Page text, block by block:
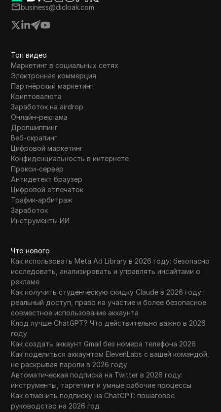
для
Каждая тактика
business@dicloak.com
Топ видео
Маркетинг в социальных сетях
Электронная коммерция
Партнёрский маркетинг
Криптовалюта
Заработок на airdrop
Онлайн-реклама
Дропшиппинг
Веб-скрапинг
Цифровой маркетинг
Конфиденциальность в интернете
Прокси-сервер
Антидетект браузер
Цифровой отпечаток
Трафик-арбитраж
Заработок
Инструменты ИИ
Что нового
Как использовать Meta Ad Library в 2026 году: безопасно
исследовать, анализировать и управлять инсайтами о
рекламе
Как получить студенческую скидку Claude в 2026 году:
реальный доступ, право на участие и более безопасное
совместное использование аккаунта
Клод лучше ChatGPT? Что действительно важно в 2026
году
Как создать аккаунт Gmail без номера телефона 2026
Как поделиться аккаунтом ElevenLabs с вашей командой,
не раскрывая пароли в 2026 году
Автоматическая подписка на Twitter в 2026 году:
инструменты, таргетинг и умные рабочие процессы
Как отменить подписку на ChatGPT: пошаговое
руководство на 2026 год